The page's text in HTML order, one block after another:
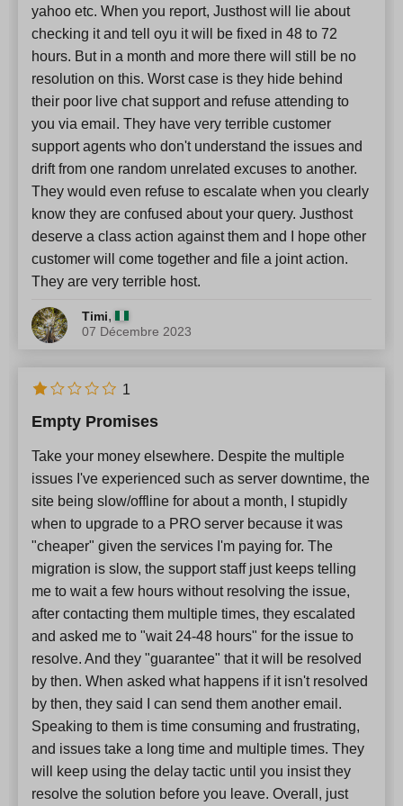
yahoo etc. When you report, Justhost will lie about
checking it and tell oyu it will be fixed in 48 to 72
hours. But in a month and more there will still be no
resolution on this. Worst case is they hide behind
their poor live chat support and refuse attending to
you via email. They have very terrible customer
support agents who don't understand the issues and
drift from one random unrelated excuses to another.
They would even refuse to escalate when you clearly
know they are confused about your query. Justhost
deserve a class action against them and I hope other
customer will come together and file a joint action.
They are very terrible host.
Timi,
07 Décembre 2023
Empty Promises
Take your money elsewhere. Despite the multiple
issues I've experienced such as server downtime, the
site being slow/offline for about a month, I stupidly
when to upgrade to a PRO server because it was
"cheaper" given the services I'm paying for. The
migration is slow, the support staff just keeps telling
me to wait a few hours without resolving the issue,
after contacting them multiple times, they escalated
and asked me to "wait 24-48 hours" for the issue to
resolve. And they "guarantee" that it will be resolved
by then. When asked what happens if it isn't resolved
by then, they said I can send them another email.
Speaking to them is time consuming and frustrating,
and issues take a long time and multiple times. They
will keep using the delay tactic until you insist they
resolve the solution before you leave. Overall, just
1